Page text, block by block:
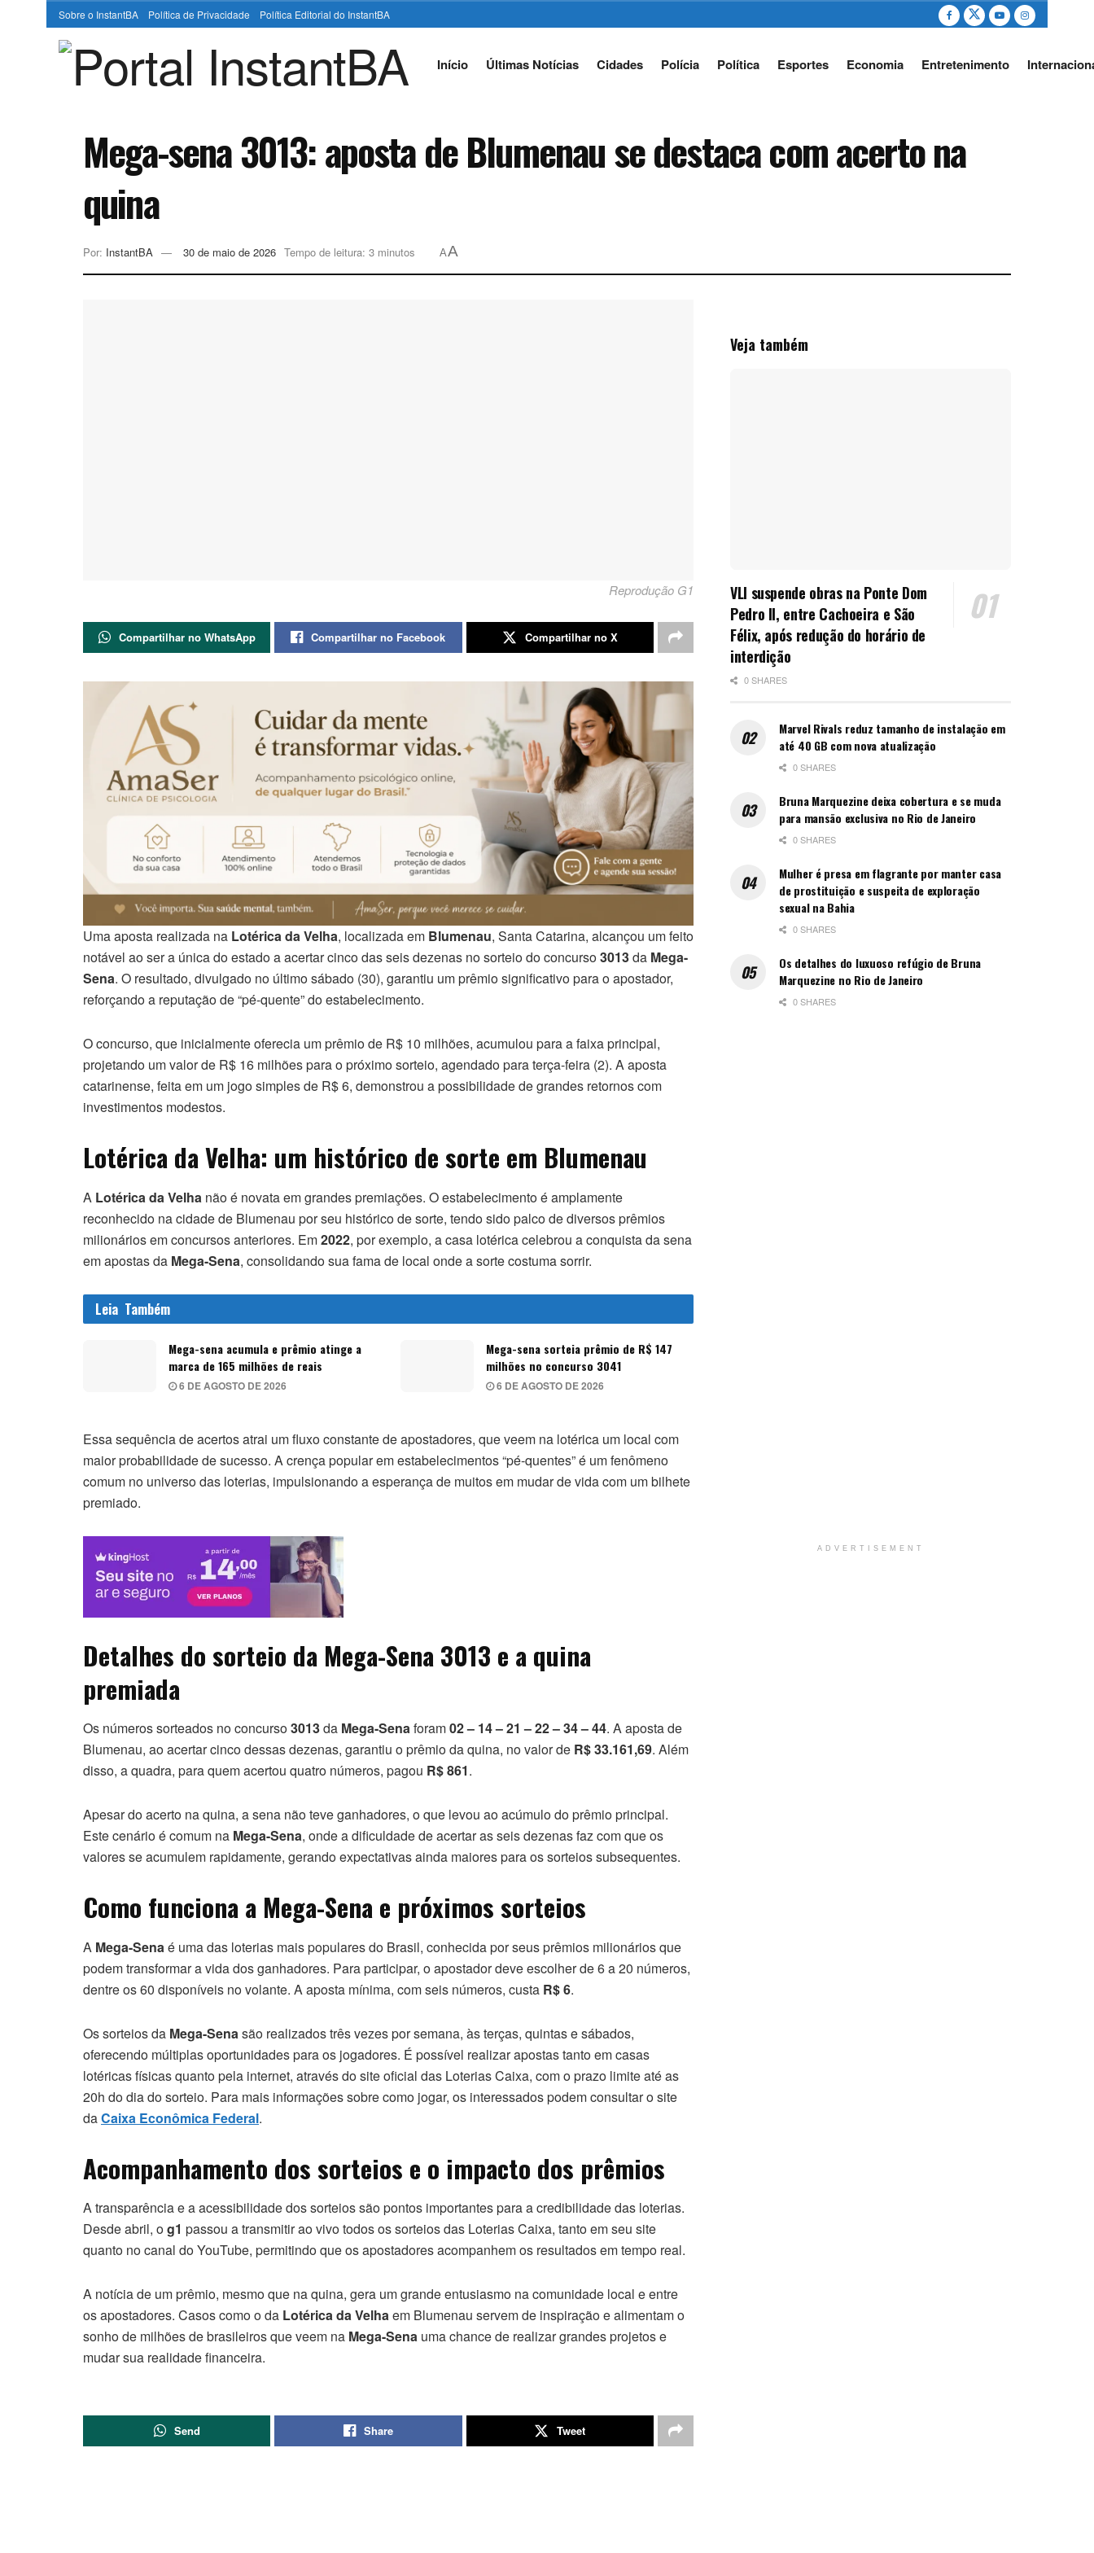
Sobre o InstantBA Política de Privacidade Política Editorial do InstantBA
Início Últimas Notícias Cidades Polícia Política Esportes Economia Entretenimento
Mega-sena 3013: aposta de Blumenau se destaca com acerto na
quina
Por: InstantBA 30 de maio de 2026 Tempo de leitura: 3 minutos AA
Reprodução G1
Compartilhar no WhatsApp Compartilhar no Facebook Compartilhar no X
Uma aposta realizada na Lotérica da Velha, localizada em Blumenau, Santa Catarina, alcançou um feito
notável ao ser a única do estado a acertar cinco das seis dezenas no sorteio do concurso3013da Mega-
Sena. O resultado, divulgado no último sábado (30), garantiu um prêmio significativo para o apostador,
reforçando a reputação de “pé-quente” do estabelecimento.
O concurso, que inicialmente oferecia um prêmio de R$ 10 milhões, acumulou para a faixa principal,
projetando um valor de R$ 16 milhões para o próximo sorteio, agendado para terça-feira (2). A aposta
catarinense, feita em um jogo simples de R$ 6, demonstrou a possibilidade de grandes retornos com
investimentos modestos.
Lotérica da Velha: um histórico de sorte em Blumenau
A Lotérica da Velha não é novata em grandes premiações. O estabelecimento é amplamente
reconhecido na cidade de Blumenau por seu histórico de sorte, tendo sido palco de diversos prêmios
milionários em concursos anteriores. Em2022, por exemplo, a casa lotérica celebrou a conquista da sena
em apostas da Mega-Sena, consolidando sua fama de local onde a sorte costuma sorrir.
Leia Também
Mega-sena acumula e prêmio atinge a
marca de 165 milhões de reais
6 DE AGOSTO DE 2026
Mega-sena sorteia prêmio de R$ 147
milhões no concurso 3041
6 DE AGOSTO DE 2026
Essa sequência de acertos atrai um fluxo constante de apostadores, que veem na lotérica um local com
maior probabilidade de sucesso. A crença popular em estabelecimentos “pé-quentes” é um fenômeno
comum no universo das loterias, impulsionando a esperança de muitos em mudar de vida com um bilhete
premiado.
Detalhes do sorteio da Mega-Sena 3013 e a quina
premiada
Os números sorteados no concurso3013da Mega-Senaforam02 – 14 – 21 – 22 – 34 – 44. A aposta de
Blumenau, ao acertar cinco dessas dezenas, garantiu o prêmio da quina, no valor de R$ 33.161,69. Além
disso, a quadra, para quem acertou quatro números, pagou R$ 861.
Apesar do acerto na quina, a sena não teve ganhadores, o que levou ao acúmulo do prêmio principal.
Este cenário é comum na Mega-Sena, onde a dificuldade de acertar as seis dezenas faz com que os
valores se acumulem rapidamente, gerando expectativas ainda maiores para os sorteios subsequentes.
Como funciona a Mega-Sena e próximos sorteios
A Mega-Senaé uma das loterias mais populares do Brasil, conhecida por seus prêmios milionários que
podem transformar a vida dos ganhadores. Para participar, o apostador deve escolher de 6 a 20 números,
dentre os 60 disponíveis no volante. A aposta mínima, com seis números, custa R$ 6.
Os sorteios da Mega-Senasão realizados três vezes por semana, às terças, quintas e sábados,
oferecendo múltiplas oportunidades para os jogadores. É possível realizar apostas tanto em casas
lotéricas físicas quanto pela internet, através do site oficial das Loterias Caixa, com o prazo limite até as
20h do dia do sorteio. Para mais informações sobre como jogar, os interessados podem consultar o site
daCaixa Econômica Federal.
Acompanhamento dos sorteios e o impacto dos prêmios
A transparência e a acessibilidade dos sorteios são pontos importantes para a credibilidade das loterias.
Desde abril, og1 passou a transmitir ao vivo todos os sorteios das Loterias Caixa, tanto em seu site
quanto no canal do YouTube, permitindo que os apostadores acompanhem os resultados em tempo real.
A notícia de um prêmio, mesmo que na quina, gera um grande entusiasmo na comunidade local e entre
os apostadores. Casos como o da Lotérica da Velhaem Blumenau servem de inspiração e alimentam o
sonho de milhões de brasileiros que veem na Mega-Sena uma chance de realizar grandes projetos e
mudar sua realidade financeira.
Send Share Tweet
Veja também
VLI suspende obras na Ponte Dom
Pedro II, entre Cachoeira e São
Félix, após redução do horário de
interdição
0 SHARES
Marvel Rivals reduz tamanho de instalação em
até 40 GB com nova atualização
0 SHARES
Bruna Marquezine deixa cobertura e se muda
para mansão exclusiva no Rio de Janeiro
0 SHARES
Mulher é presa em flagrante por manter casa
de prostituição e suspeita de exploração
sexual na Bahia
0 SHARES
Os detalhes do luxuoso refúgio de Bruna
Marquezine no Rio de Janeiro
0 SHARES
ADVERTISEMENT